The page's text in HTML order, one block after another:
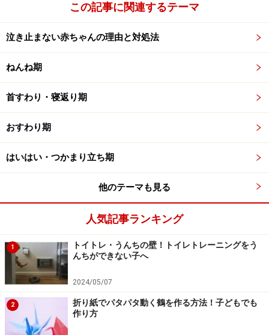
この記事に関連するテーマ
泣き止まない赤ちゃんの理由と対処法
ねんね期
首すわり・寝返り期
おすわり期
はいはい・つかまり立ち期
他のテーマも見る
人気記事ランキング
1
トイトレ・うんちの壁！トイレトレーニングをう
んちができない子へ
2024/05/07
2
折り紙でパタパタ動く鶴を作る方法！子どもでも
作り方